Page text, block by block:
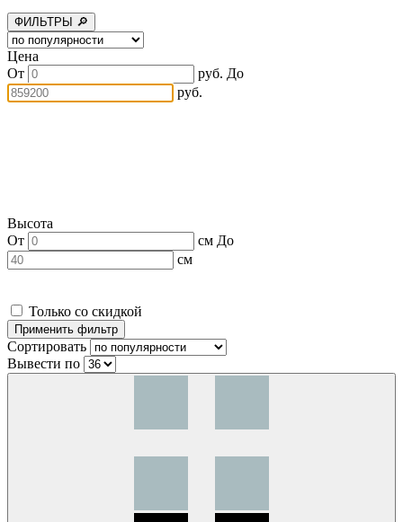
ФИЛЬТРЫ 🔎
Цена
От
руб. До
руб.
Высота
От
см До
см
Только со скидкой
Сортировать
Вывести по